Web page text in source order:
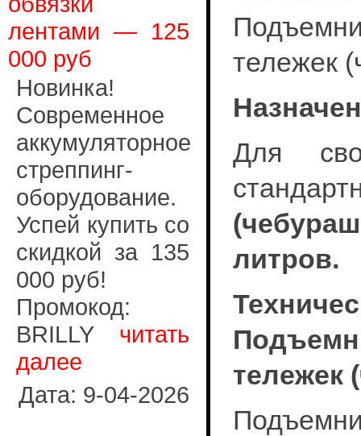
лентами — 125
000 руб
Новинка!
Современное
аккумуляторное
стреппинг-
оборудование.
Успей купить со
скидкой за 135
000 руб!
Промокод:
BRILLY читать
далее
Дата: 9-04-2026
тележек
Для
литров.
тележек